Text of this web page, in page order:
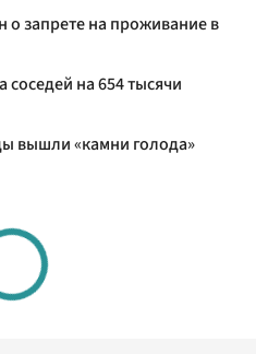
о запрете на проживание в
на 654 тысячи
вышли «камни голода»